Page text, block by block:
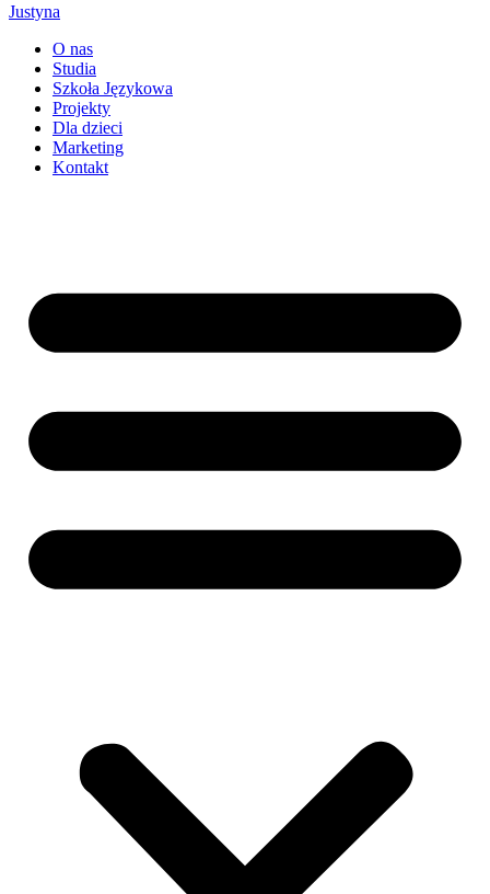
Justyna
O nas
Studia
Szkoła Językowa
Projekty
Dla dzieci
Marketing
Kontakt